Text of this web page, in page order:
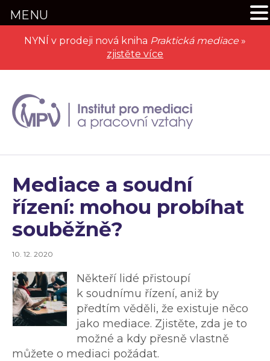
NYNÍ v prodeji nová kniha Praktická mediace »
zjistěte více
Mediace a soudní
řízení: mohou probíhat
souběžně?
10. 12. 2020
Někteří lidé přistoupí
k soudnímu řízení, aniž by
předtím věděli, že existuje něco
jako mediace. Zjistěte, zda je to
možné a kdy přesně vlastně
můžete o mediaci požádat.
MENU